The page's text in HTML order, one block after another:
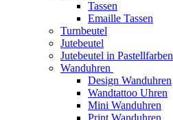
Tassen
Emaille Tassen
Turnbeutel
Jutebeutel
Jutebeutel in Pastellfarben
Wanduhren
Design Wanduhren
Wandtattoo Uhren
Mini Wanduhren
Print Wanduhren